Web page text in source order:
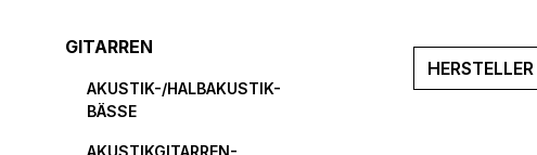
GITARREN
AKUSTIK-/HALBAKUSTIK-
BÄSSE
AKUSTIKGITARREN-
HERSTELLER